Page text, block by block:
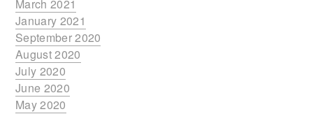
March 2021
January 2021
September 2020
August 2020
July 2020
June 2020
May 2020